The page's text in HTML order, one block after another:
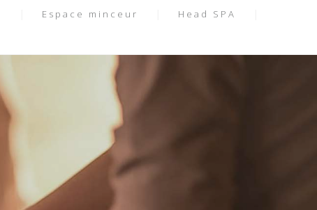
Espace minceur
Head SPA